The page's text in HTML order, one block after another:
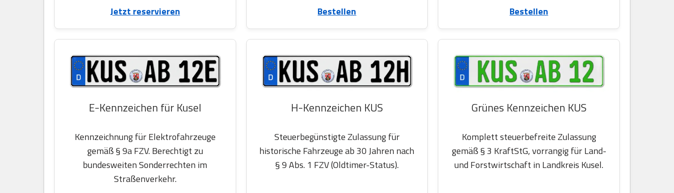
Jetzt reservieren Bestellen
Bestellen
E-Kennzeichen für Kusel
Kennzeichnung für Elektrofahrzeuge
gemäß § 9a FZV. Berechtigt zu
bundesweiten Sonderrechten im
Straßenverkehr.
H-Kennzeichen KUS
Steuerbegünstigte Zulassung für
historische Fahrzeuge ab 30 Jahren nach
§ 9 Abs. 1 FZV (Oldtimer-Status).
Grünes Kennzeichen KUS
Komplett steuerbefreite Zulassung
gemäß § 3 KraftStG, vorrangig für Land-
und Forstwirtschaft in Landkreis Kusel.